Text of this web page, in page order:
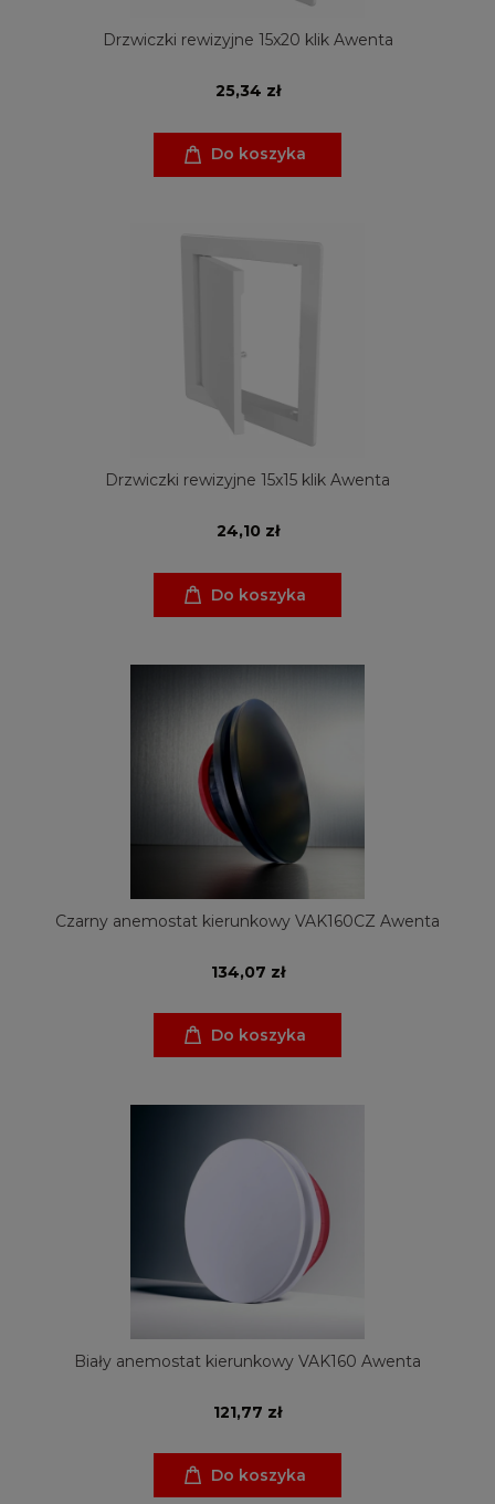
Drzwiczki rewizyjne 15x20 klik Awenta
25,34 zł
Do koszyka
Drzwiczki rewizyjne 15x15 klik Awenta
24,10 zł
Do koszyka
Czarny anemostat kierunkowy VAK160CZ Awenta
134,07 zł
Do koszyka
Biały anemostat kierunkowy VAK160 Awenta
121,77 zł
Do koszyka